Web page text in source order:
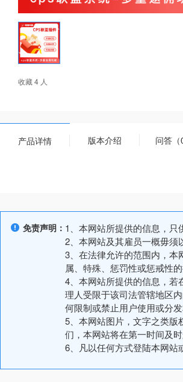
收藏 4 人
产品详情 版本介绍 问答（
免责声明： 1、本网站所提供的信息，只
2、本网站及其雇员一概毋
3、在法律允许的范围内，
属、特殊、惩罚性或惩戒性
4、本网站所提供的信息，
理人受限于该司法管辖地区
何限制或禁止用户使用或分
5、本网站图片，文字之类
们，本网站将在第一时间及时
6、凡以任何方式登陆本网